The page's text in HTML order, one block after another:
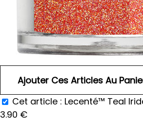
Cet article : Lecenté™ Teal
3.90 €